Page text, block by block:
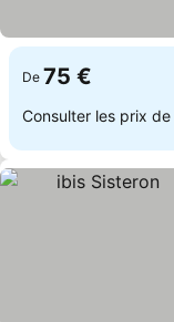
De 75 €
Consulter les prix de